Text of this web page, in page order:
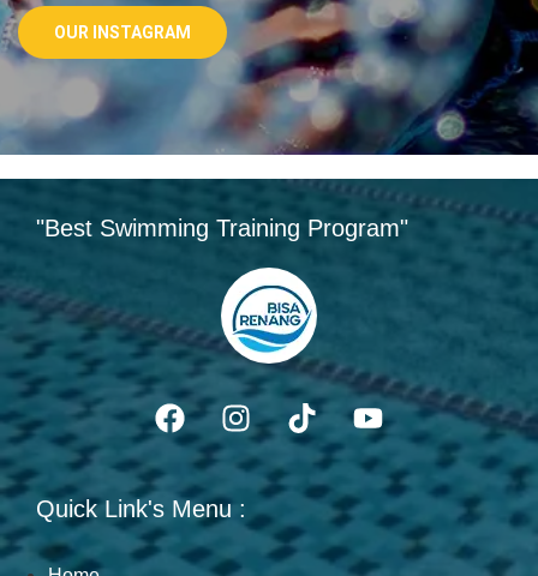
OUR INSTAGRAM
"Best Swimming Training Program"
Quick Link's Menu :